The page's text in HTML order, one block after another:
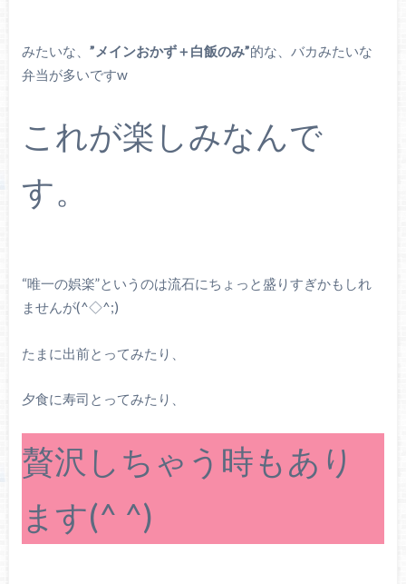
みたいな、 ”メインおかず＋白飯のみ”的な、バカみたいな
弁当が多いですw
これが楽しみなんで
す。
“唯一の娯楽”というのは流石にちょっと盛りすぎかもしれ
ませんが(^◇^;)
たまに出前とってみたり、
夕食に寿司とってみたり、
贅沢しちゃう時もあり
ます(^ ^)